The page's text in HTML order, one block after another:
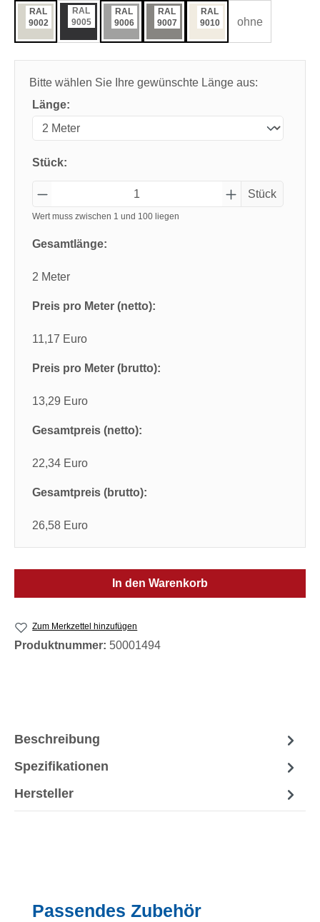
RAL
9002
RAL
9005
RAL
9006
RAL
9007
RAL
9010
ohne
Bitte wählen Sie Ihre gewünschte Länge aus:
Länge:
Stück:
Stück
Wert muss zwischen 1 und 100 liegen
Gesamtlänge:
2 Meter
Preis pro Meter (netto):
11,17 Euro
Preis pro Meter (brutto):
13,29 Euro
Gesamtpreis (netto):
22,34 Euro
Gesamtpreis (brutto):
26,58 Euro
In den Warenkorb
Zum Merkzettel hinzufügen
Produktnummer: 50001494
Beschreibung
Spezifikationen
Hersteller
Produktgalerie überspringen
Passendes Zubehör